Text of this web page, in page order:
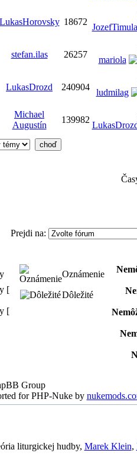
LukasHorovsky 18672
stefan.ilas 26257
mariola
LukasDrozd 240904
ludmilag
Michael
Augustín
139982
Prejdi na:
Oznámenie
[
Dôležité
[
Group
for PHP-Nuke by
liturgickej hudby, Marek Klein,